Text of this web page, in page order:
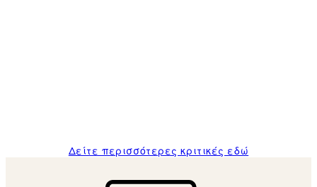
Δείτε περισσότερες κριτικές εδώ